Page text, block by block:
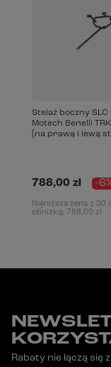
Stelaż boczny SLC
Motech Benelli
[na prawą i lewą
788,00 zł -
Najniższa cena z 30
obniżką: 788,00 zł
Rabaty nie łączą